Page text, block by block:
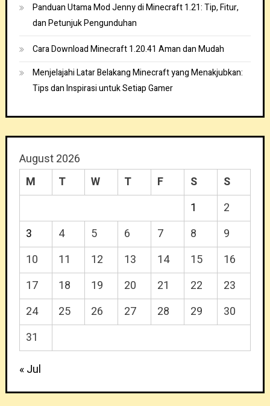
Panduan Utama Mod Jenny di Minecraft 1.21: Tip, Fitur,
dan Petunjuk Pengunduhan
Cara Download Minecraft 1.20.41 Aman dan Mudah
Menjelajahi Latar Belakang Minecraft yang Menakjubkan:
Tips dan Inspirasi untuk Setiap Gamer
August 2026
M
T W T F S
S
1
2
3
4 5 6 7 8
9
10
11 12 13 14 15
16
17
18 19 20 21 22
23
24
25 26 27 28 29
30
31
« Jul